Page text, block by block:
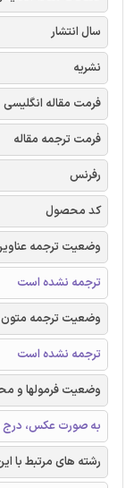
سال انتشار
نشریه
فرمت مقاله انگلیسی
فرمت ترجمه مقاله
رفرنس
کد محصول
وضعیت ترجمه
ترجمه نشده است
وضعیت ترجمه متون
ترجمه نشده است
وضعیت فرمولها و
به صورت عکس،
رشته های مرتبط با